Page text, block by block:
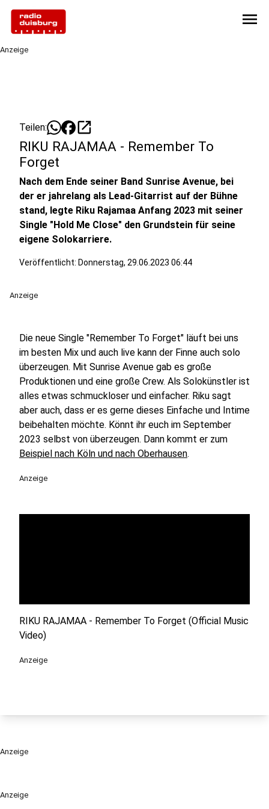
menu
Anzeige
Anzeige
Teilen: open_in_new
RIKU RAJAMAA - Remember To
Forget
Nach dem Ende seiner Band Sunrise Avenue, bei
der er jahrelang als Lead-Gitarrist auf der Bühne
stand, legte Riku Rajamaa Anfang 2023 mit seiner
Single "Hold Me Close" den Grundstein für seine
eigene Solokarriere.
Veröffentlicht: Donnerstag, 29.06.2023 06:44
Anzeige
Die neue Single "Remember To Forget" läuft bei uns
im besten Mix und auch live kann der Finne auch solo
überzeugen. Mit Sunrise Avenue gab es große
Produktionen und eine große Crew. Als Solokünstler ist
alles etwas schmuckloser und einfacher. Riku sagt
aber auch, dass er es gerne dieses Einfache und Intime
beibehalten möchte. Könnt ihr euch im September
2023 selbst von überzeugen. Dann kommt er zum
Beispiel nach Köln und nach Oberhausen.
Anzeige
RIKU RAJAMAA - Remember To Forget (Official Music
Video)
Anzeige
Anzeige